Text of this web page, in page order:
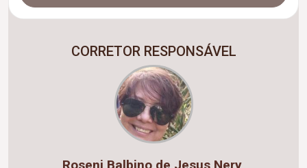
CORRETOR RESPONSÁVEL
Roseni Balbino de Jesus Nery